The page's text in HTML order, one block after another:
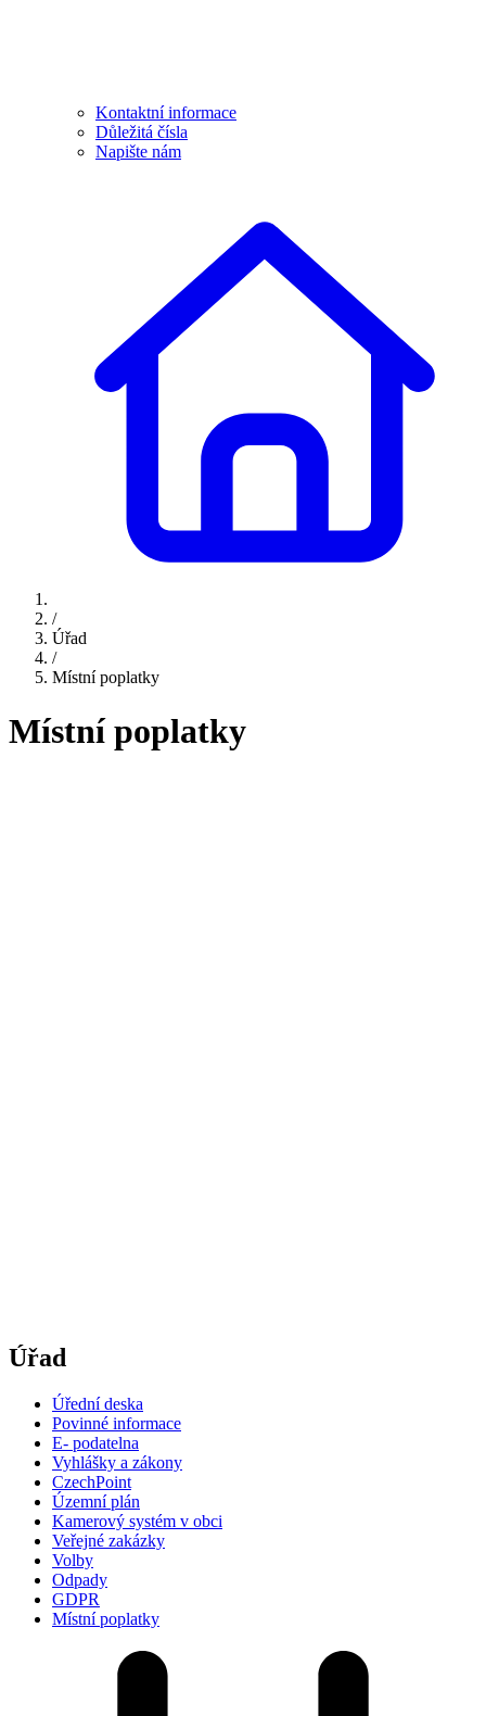
Kontaktní informace
Důležitá čísla
Napište nám
/
Úřad
/
Místní poplatky
Místní poplatky
Úřad
Úřední deska
Povinné informace
E- podatelna
Vyhlášky a zákony
CzechPoint
Územní plán
Kamerový systém v obci
Veřejné zakázky
Volby
Odpady
GDPR
Místní poplatky